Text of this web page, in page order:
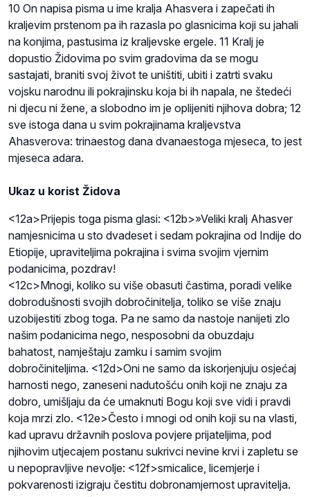
10 On napisa pisma u ime kralja Ahasvera i zapečati ih
kraljevim prstenom pa ih razasla po glasnicima koji su jahali
na konjima, pastusima iz kraljevske ergele. 11 Kralj je
dopustio Židovima po svim gradovima da se mogu
sastajati, braniti svoj život te uništiti, ubiti i zatrti svaku
vojsku narodnu ili pokrajinsku koja bi ih napala, ne štedeći
ni djecu ni žene, a slobodno im je oplijeniti njihova dobra; 12
sve istoga dana u svim pokrajinama kraljevstva
Ahasverova: trinaestog dana dvanaestoga mjeseca, to jest
mjeseca adara.
Ukaz u korist Židova
<12a>Prijepis toga pisma glasi: <12b>»Veliki kralj Ahasver
namjesnicima u sto dvadeset i sedam pokrajina od Indije do
Etiopije, upraviteljima pokrajina i svima svojim vjernim
podanicima, pozdrav!
<12c>Mnogi, koliko su više obasuti častima, poradi velike
dobrodušnosti svojih dobročinitelja, toliko se više znaju
uzobijestiti zbog toga. Pa ne samo da nastoje nanijeti zlo
našim podanicima nego, nesposobni da obuzdaju
bahatost, namještaju zamku i samim svojim
dobročiniteljima. <12d>Oni ne samo da iskorjenjuju osjećaj
harnosti nego, zaneseni nadutošću onih koji ne znaju za
dobro, umišljaju da će umaknuti Bogu koji sve vidi i pravdi
koja mrzi zlo. <12e>Često i mnogi od onih koji su na vlasti,
kad upravu državnih poslova povjere prijateljima, pod
njihovim utjecajem postanu sukrivci nevine krvi i zapletu se
u nepopravljive nevolje: <12f>smicalice, licemjerje i
pokvarenosti izigraju čestitu dobronamjernost upravitelja.